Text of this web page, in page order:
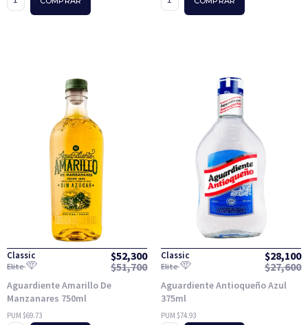
Classic $52,300
Elite $51,700
Aguardiente Amarillo De
Manzanares 750ml
PUM $69.73
Classic $28,100
Elite $27,600
Aguardiente Antioqueño Azul
375ml
PUM $74.93